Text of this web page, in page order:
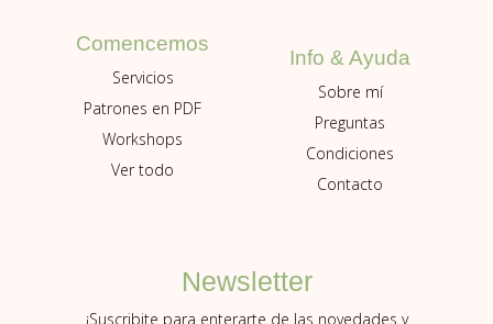
Comencemos
Servicios
Patrones en PDF
Workshops
Ver todo
Info & Ayuda
Sobre mí
Preguntas
Condiciones
Contacto
Newsletter
¡Suscribite para enterarte de las novedades y